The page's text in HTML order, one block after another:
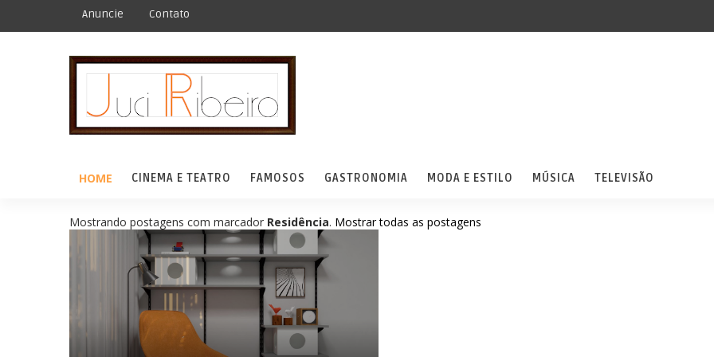
Anuncie Contato
HOME CINEMA E TEATRO FAMOSOS GASTRONOMIA MODA E ESTILO MÚSICA TELEVISÃO
Mostrando postagens com marcador Residência. Mostrar todas as postagens